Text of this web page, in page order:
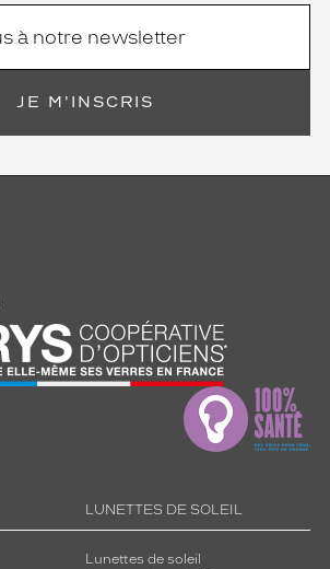
JE M'INSCRIS
LUNETTES DE SOLEIL
Lunettes de soleil